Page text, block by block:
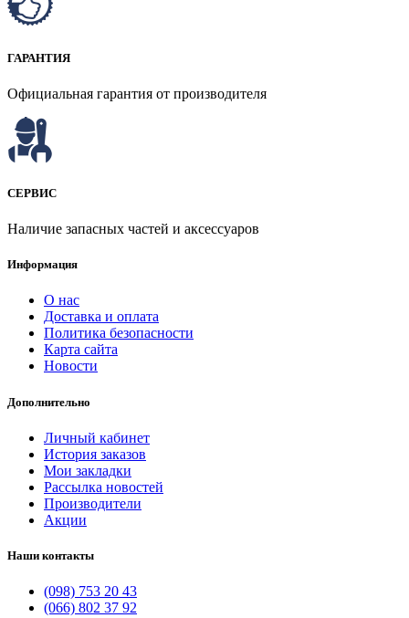
ГАРАНТИЯ
Официальная гарантия от производителя
СЕРВИС
Наличие запасных частей и аксессуаров
Информация
О нас
Доставка и оплата
Политика безопасности
Карта сайта
Новости
Дополнительно
Личный кабинет
История заказов
Мои закладки
Рассылка новостей
Производители
Акции
Наши контакты
(098) 753 20 43
(066) 802 37 92